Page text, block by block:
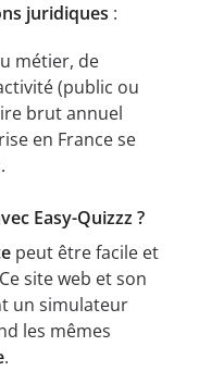
juridiques :
métier, de
(public ou
brut annuel
en France se
Easy-Quizzz ?
peut être facile et
site web et son
un simulateur
les mêmes
.